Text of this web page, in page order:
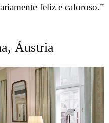
feliz e caloroso.”
Áustria